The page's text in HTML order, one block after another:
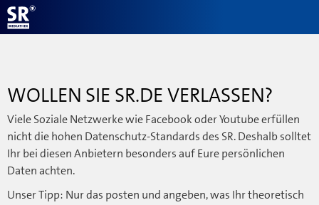
WOLLEN SIE SR.DE VERLASSEN?
Viele Soziale Netzwerke wie Facebook oder Youtube erfüllen
nicht die hohen Datenschutz-Standards des SR. Deshalb solltet
Ihr bei diesen Anbietern besonders auf Eure persönlichen
Daten achten.
Unser Tipp: Nur das posten und angeben, was Ihr theoretisch